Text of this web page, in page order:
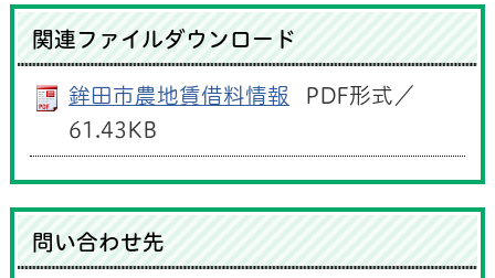
関連ファイルダウンロード
鉾田市農地賃借料情報
PDF形式／
61.43KB
問い合わせ先